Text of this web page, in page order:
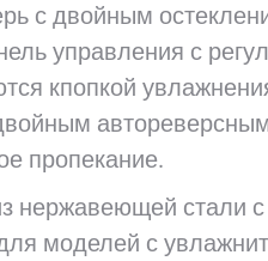
с двойным
управления с
кпопкой
пропекание.
нержавеющей стали
моделей с